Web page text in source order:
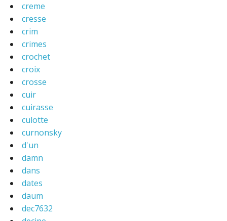
creme
cresse
crim
crimes
crochet
croix
crosse
cuir
cuirasse
culotte
curnonsky
d'un
damn
dans
dates
daum
dec7632